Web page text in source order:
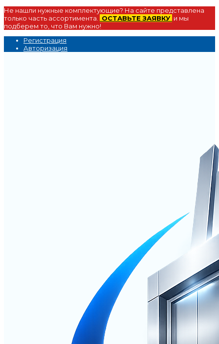
Не нашли нужные комплектующие? На сайте представлена
только часть ассортимента.
ОСТАВЬТЕ ЗАЯВКУ и мы
подберем то, что Вам нужно!
Регистрация
Авторизация